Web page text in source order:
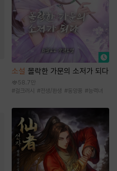
소설 몰락한 가문의 소저가 되다
58.7만
#걸크러시 #전생/환생 #동양풍 #능력녀